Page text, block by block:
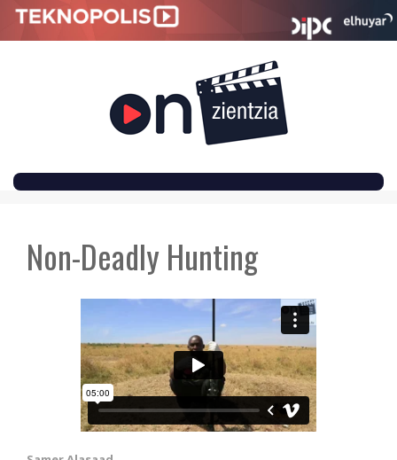
CONTENT
Non-Deadly Hunting